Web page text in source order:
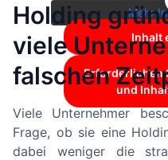
Mehr
Inhalt
Erforderlichen
und
Holding
viele
falschen
Viele Unternehmer
Frage, ob sie eine
dabei weniger die